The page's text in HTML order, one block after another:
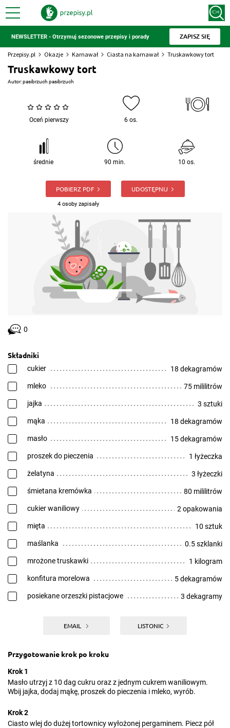
NEWSLETTER - Otrzymuj sezonowe przepisy i porady ZAPISZ SIĘ
Przepisy.pl Okazje Karnawał Ciasta na karnawał Truskawkowy tort
Truskawkowy tort
Autor:pasibrzuch pasibrzuch
Oceń pierwszy 6 os.
średnie 90 min. 10 os.
POBIERZ PDF
4 osoby zapisały
UDOSTĘPNIJ
0
Składniki
cukier 18 dekagramów
mleko 75 mililitrów
jajka 3 sztuki
mąka 18 dekagramów
masło 15 dekagramów
proszek do pieczenia 1 łyżeczka
żelatyna 3 łyżeczki
śmietana kremówka 80 mililitrów
cukier waniliowy 2 opakowania
mięta 10 sztuk
maślanka 0.5 szklanki
mrożone truskawki 1 kilogram
konfitura morelowa 5 dekagramów
posiekane orzeszki pistacjowe 3 dekagramy
EMAIL LISTONIC
Przygotowanie krok po kroku
Krok 1
Masło utrzyj z 10 dag cukru oraz z jednym cukrem waniliowym.
Wbij jajka, dodaj mąkę, proszek do pieczenia i mleko, wyrób.
Krok 2
Ciasto wlej do dużej tortownicy wyłożonej pergaminem. Piecz pół